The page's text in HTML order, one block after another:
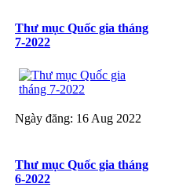
Thư mục Quốc gia tháng
7-2022
Ngày đăng: 16 Aug 2022
Thư mục Quốc gia tháng
6-2022